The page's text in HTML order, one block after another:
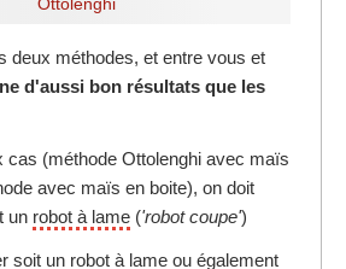
deux méthodes, et entre vous et
d'aussi bon résultats que les
cas (méthode Ottolenghi avec maïs
avec maïs en boite), on doit
un robot à lame ('robot coupe')
soit un robot à lame ou également